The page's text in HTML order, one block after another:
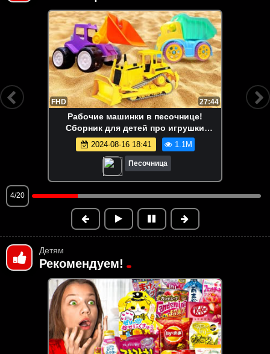
FHD 13:58
Маша Капуки Кануки и игрушки в
песочнице — Развивающее видео для
самых маленьких
2024-08-16 18:41 1.1M
Песочница
5/20
Детям
Рекомендуем!